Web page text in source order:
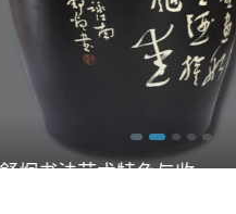
艺术特色与收